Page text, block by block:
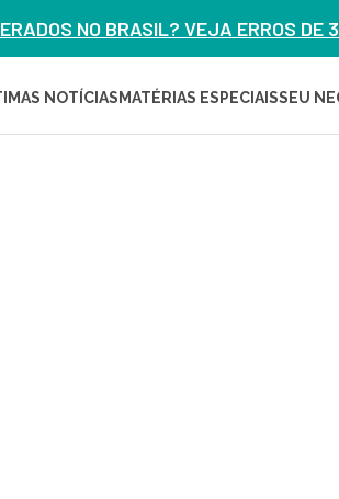
NO BRASIL? VEJA ERROS DE
NOTÍCIAS MATÉRIAS ESPECIAISSEU